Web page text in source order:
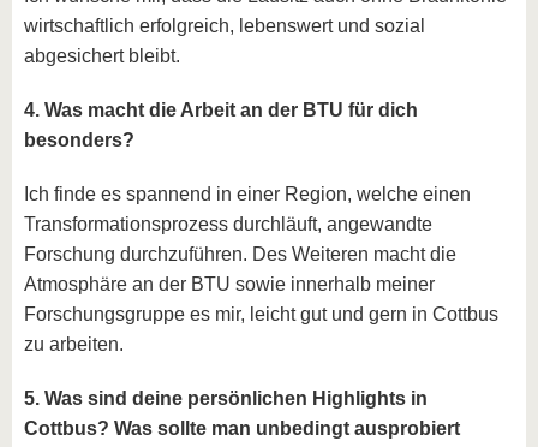
wirtschaftlich erfolgreich, lebenswert und sozial
abgesichert bleibt.
4. Was macht die Arbeit an der BTU für dich
besonders?
Ich finde es spannend in einer Region, welche einen
Transformationsprozess durchläuft, angewandte
Forschung durchzuführen. Des Weiteren macht die
Atmosphäre an der BTU sowie innerhalb meiner
Forschungsgruppe es mir, leicht gut und gern in Cottbus
zu arbeiten.
5. Was sind deine persönlichen Highlights in
Cottbus? Was sollte man unbedingt ausprobiert